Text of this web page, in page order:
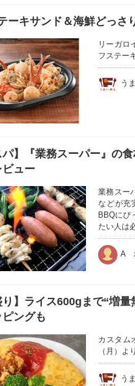
ーキサンド＆海鮮どっさ
リーガロ
フステー
う
パ】『業務スーパー』の
ビュー
業務スー
などが充
BBQにぴ
たい人は
A
り】ライス600gまで“増
ングも
カスタム
（月）よ
う